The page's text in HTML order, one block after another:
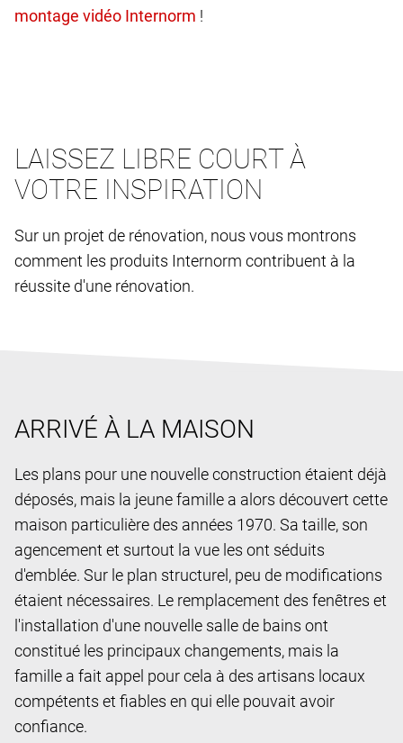
!
LAISSEZ LIBRE COURT À
VOTRE INSPIRATION
Sur un projet de rénovation, nous vous montrons
comment les produits Internorm contribuent à la
réussite d'une rénovation.
ARRIVÉ À LA MAISON
Les plans pour une nouvelle construction étaient déjà
déposés, mais la jeune famille a alors découvert cette
maison particulière des années 1970. Sa taille, son
agencement et surtout la vue les ont séduits
d'emblée. Sur le plan structurel, peu de modifications
étaient nécessaires. Le remplacement des fenêtres et
l'installation d'une nouvelle salle de bains ont
constitué les principaux changements, mais la
famille a fait appel pour cela à des artisans locaux
compétents et fiables en qui elle pouvait avoir
confiance.